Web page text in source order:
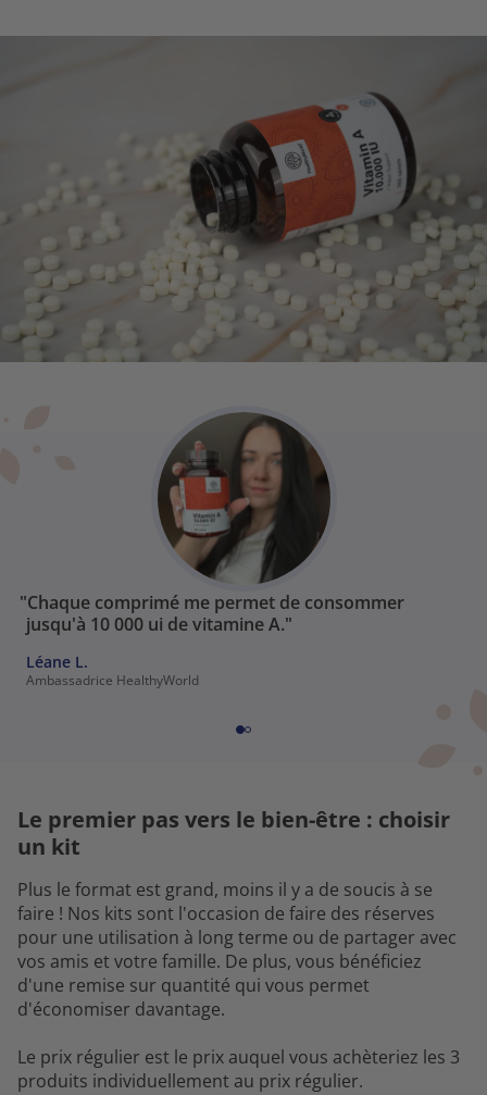
"Chaque comprimé me permet de consommer
jusqu'à 10 000 ui de vitamine A."
Léane L.
Ambassadrice HealthyWorld
Le premier pas vers le bien-être : choisir
un kit
Plus le format est grand, moins il y a de soucis à se
faire ! Nos kits sont l'occasion de faire des réserves
pour une utilisation à long terme ou de partager avec
vos amis et votre famille. De plus, vous bénéficiez
d'une remise sur quantité qui vous permet
d'économiser davantage.
Le prix régulier est le prix auquel vous achèteriez les 3
produits individuellement au prix régulier.